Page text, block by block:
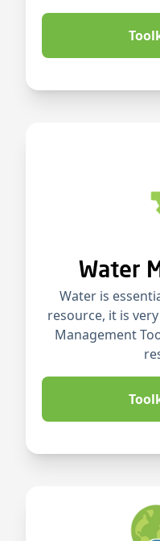
Water
Water is
resource, it is
Management